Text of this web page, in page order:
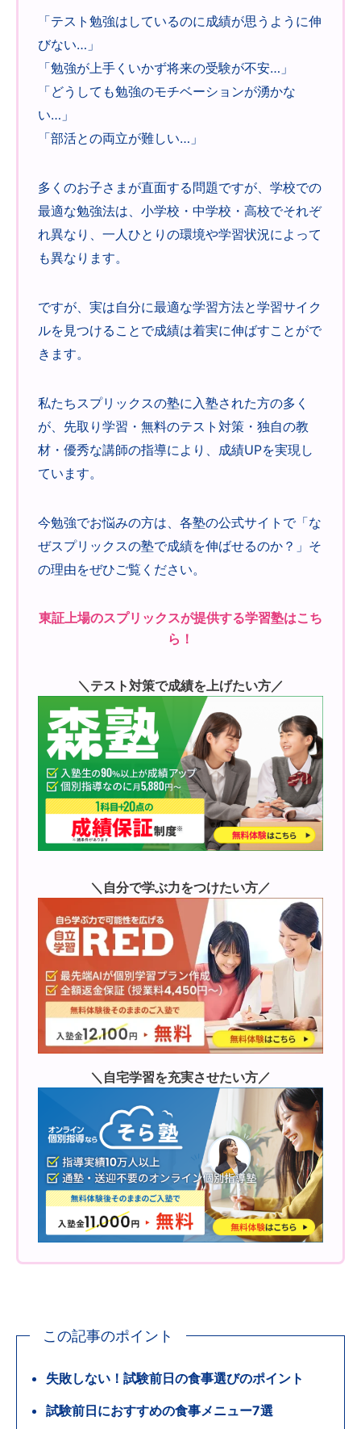
「テスト勉強はしているのに成績が思うように伸
びない…」
「勉強が上手くいかず将来の受験が不安…」
「どうしても勉強のモチベーションが湧かな
い…」
「部活との両立が難しい…」
多くのお子さまが直面する問題ですが、学校での
最適な勉強法は、小学校・中学校・高校でそれぞ
れ異なり、一人ひとりの環境や学習状況によって
も異なります。
ですが、実は自分に最適な学習方法と学習サイク
ルを見つけることで成績は着実に伸ばすことがで
きます。
私たちスプリックスの塾に入塾された方の多く
が、先取り学習・無料のテスト対策・独自の教
材・優秀な講師の指導により、成績UPを実現し
ています。
今勉強でお悩みの方は、各塾の公式サイトで「な
ぜスプリックスの塾で成績を伸ばせるのか？」そ
の理由をぜひご覧ください。
東証上場のスプリックスが提供する学習塾はこち
ら！
＼テスト対策で成績を上げたい方／
＼自分で学ぶ力をつけたい方／
＼自宅学習を充実させたい方／
この記事のポイント
失敗しない！試験前日の食事選びのポイント
試験前日におすすめの食事メニュー7選